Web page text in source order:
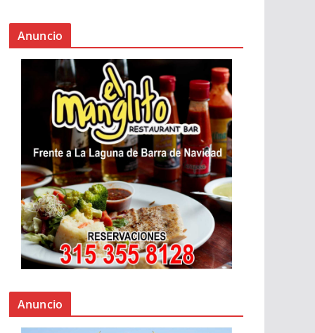
Anuncio
Anuncio